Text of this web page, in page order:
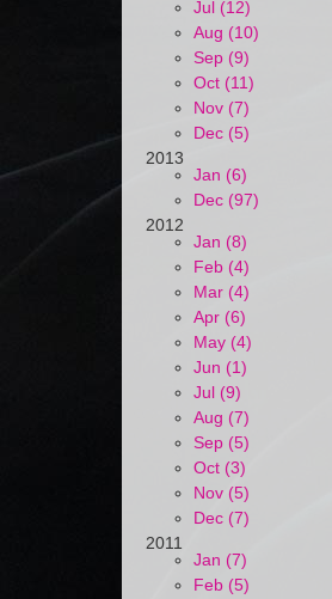
Jul (12)
Aug (10)
Sep (9)
Oct (11)
Nov (7)
Dec (5)
2013
Jan (6)
Dec (97)
2012
Jan (8)
Feb (4)
Mar (4)
Apr (6)
May (4)
Jun (1)
Jul (9)
Aug (7)
Sep (5)
Oct (3)
Nov (5)
Dec (7)
2011
Jan (7)
Feb (5)